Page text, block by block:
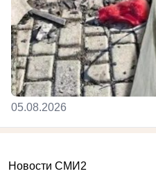
05.08.2026
Новости СМИ2